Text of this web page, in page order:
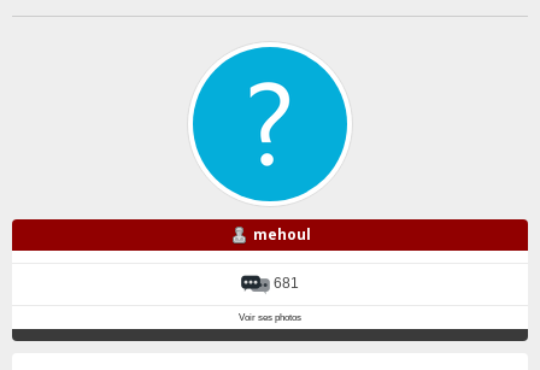
mehoul
681
Voir ses photos